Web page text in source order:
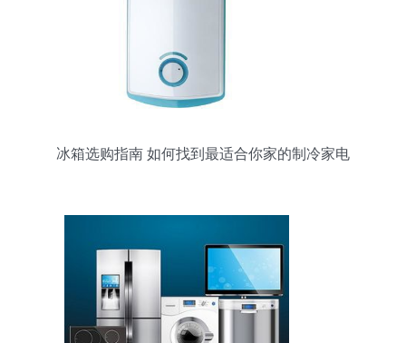
冰箱选购指南 如何找到最适合你家的制冷家电